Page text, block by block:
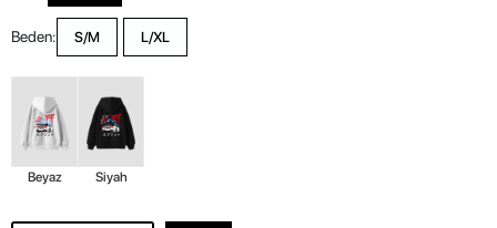
Beden: S/M L/XL
Beyaz Siyah